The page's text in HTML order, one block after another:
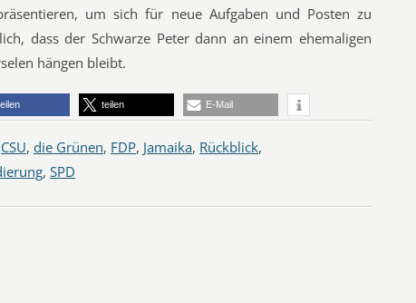
um sich für neue Aufgaben und Posten zu
dass der Schwarze Peter dann an einem ehemaligen
hängen bleibt.
teilen E-Mail
CSU, die Grünen, FDP, Jamaika, Rückblick,
, SPD